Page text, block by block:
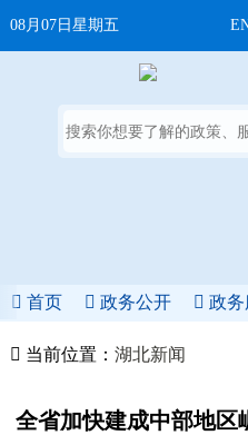
08月07日星期五
首页 政务公开 政务
当前位置： 湖北新闻
全省加快建成中部地区